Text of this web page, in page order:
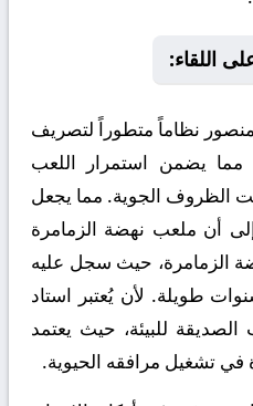
اللقاء:
نظاماً متطوراً لتصريف
مما يضمن استمرار اللعب
الظروف الجوية. مما يجعل
إلى أن ملعب نهضة الزمامرة
الزمامرة، حيث سجل عليه
طويلة. لأن يُعتبر استاد
للبيئة، حيث يعتمد
في تشغيل مرافقه الحيوية.